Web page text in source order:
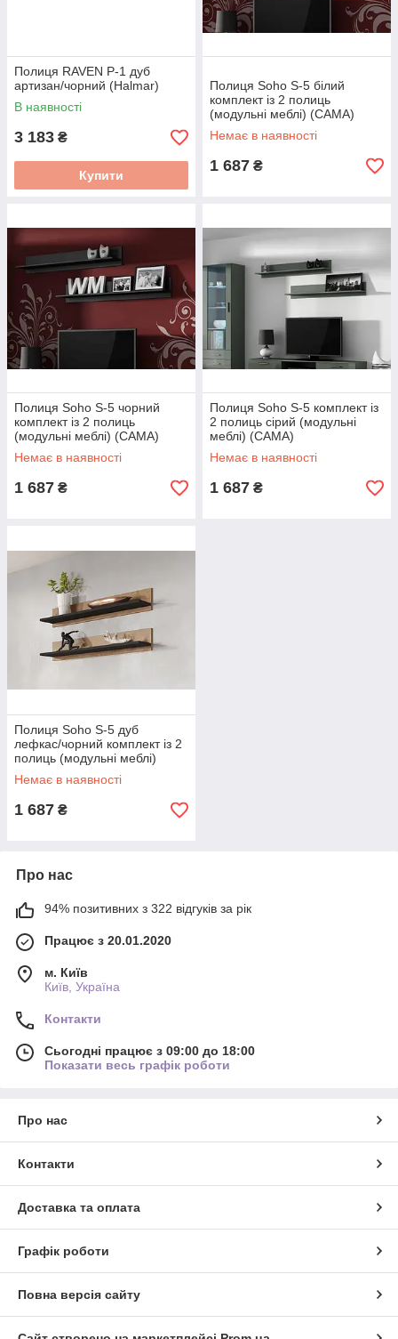
Полиця RAVEN P-1 дуб
артизан/чорний (Halmar)
В наявності
3 183 ₴
Купити
Полиця Soho S-5 білий
комплект із 2 полиць
(модульні меблі) (CAMA)
Немає в наявності
1 687 ₴
Полиця Soho S-5 чорний
комплект із 2 полиць
(модульні меблі) (CAMA)
Немає в наявності
1 687 ₴
Полиця Soho S-5 комплект із
2 полиць сірий (модульні
меблі) (CAMA)
Немає в наявності
1 687 ₴
Полиця Soho S-5 дуб
лефкас/чорний комплект із 2
полиць (модульні меблі)
(CAMA)
Немає в наявності
1 687 ₴
Про нас
94% позитивних з 322 відгуків за рік
Працює з 20.01.2020
м. Київ
Київ, Україна
Контакти
Сьогодні працює з 09:00 до 18:00
Показати весь графік роботи
Про нас
Контакти
Доставка та оплата
Графік роботи
Повна версія сайту